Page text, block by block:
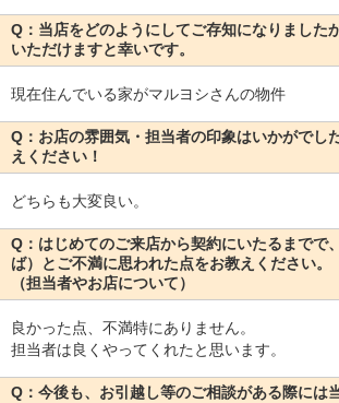
Q：当店をどのようにしてご存知になりました
いただけますと幸いです。
現在住んでいる家がマルヨシさんの物件
Q：お店の雰囲気・担当者の印象はいかがでし
えください！
どちらも大変良い。
Q：はじめてのご来店から契約にいたるまでで
ば）とご不満に思われた点をお教えください。
（担当者やお店について）
良かった点、不満特にありません。
担当者は良くやってくれたと思います。
Q：今後も、お引越し等のご相談がある際には